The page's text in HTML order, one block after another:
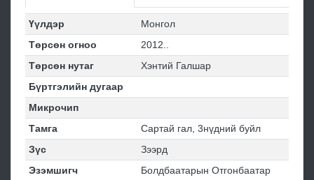
Үүлдэр
Монгол
Төрсөн огноо
2012..
Төрсөн нутаг
Хэнтий Галшар
Бүртгэлийн дугаар
Микрочип
Тамга
Сартай гал, 3нүдний буйл
Зүс
Зээрд
Эзэмшигч
Болдбаатарын Отгонбаатар